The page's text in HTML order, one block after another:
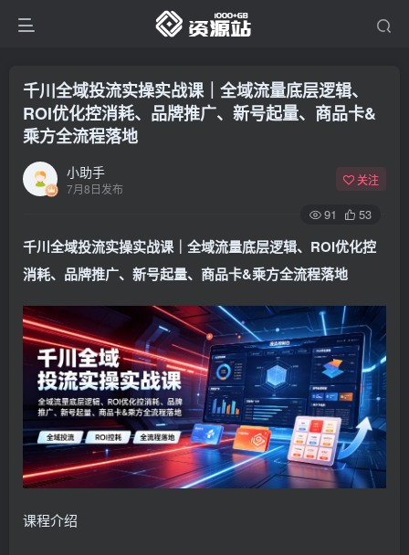
千川全域投流实操实战课｜全域流量底层逻辑、
ROI优化控消耗、品牌推广、新号起量、商品卡&
乘方全流程落地
小助手
7月8日发布
关注
91 53
千川全域投流实操实战课｜全域流量底层逻辑、ROI优化控
消耗、品牌推广、新号起量、商品卡&乘方全流程落地
课程介绍